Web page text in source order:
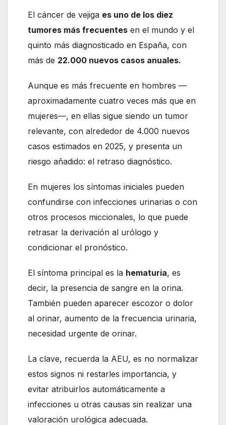
El cáncer de vejiga es uno de los diez
tumores más frecuentes en el mundo y el
quinto más diagnosticado en España, con
más de 22.000 nuevos casos anuales.
Aunque es más frecuente en hombres —
aproximadamente cuatro veces más que en
mujeres—, en ellas sigue siendo un tumor
relevante, con alrededor de 4.000 nuevos
casos estimados en 2025, y presenta un
riesgo añadido: el retraso diagnóstico.
En mujeres los síntomas iniciales pueden
confundirse con infecciones urinarias o con
otros procesos miccionales, lo que puede
retrasar la derivación al urólogo y
condicionar el pronóstico.
El síntoma principal es la hematuria, es
decir, la presencia de sangre en la orina.
También pueden aparecer escozor o dolor
al orinar, aumento de la frecuencia urinaria,
necesidad urgente de orinar.
La clave, recuerda la AEU, es no normalizar
estos signos ni restarles importancia, y
evitar atribuirlos automáticamente a
infecciones u otras causas sin realizar una
valoración urológica adecuada.